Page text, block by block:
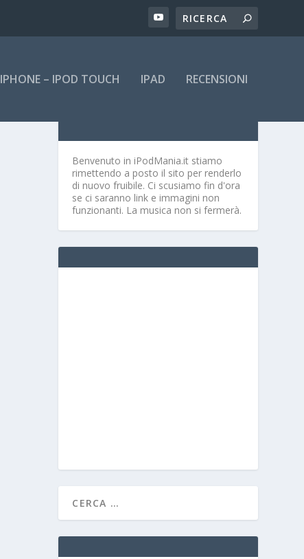
IPHONE – IPOD TOUCH IPAD RECENSIONI
Benvenuto in iPodMania.it stiamo
rimettendo a posto il sito per renderlo
di nuovo fruibile. Ci scusiamo fin d'ora
se ci saranno link e immagini non
funzionanti. La musica non si fermerà.